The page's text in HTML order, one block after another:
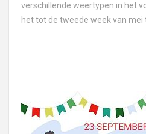
verschillende weertypen in het
het tot de tweede week van mei